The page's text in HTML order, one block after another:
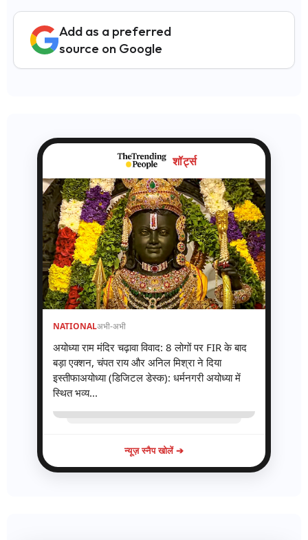
Add as a preferred
source on Google
शॉर्ट्स
NATIONALअभी-अभी
अयोध्या राम मंदिर चढ़ावा विवाद: 8 लोगों पर FIR के बाद
बड़ा एक्शन, चंपत राय और अनिल मिश्रा ने दिया
इस्तीफाअयोध्या (डिजिटल डेस्क): धर्मनगरी अयोध्या में
स्थित भव्य...
न्यूज़ स्नैप खोलें ➔